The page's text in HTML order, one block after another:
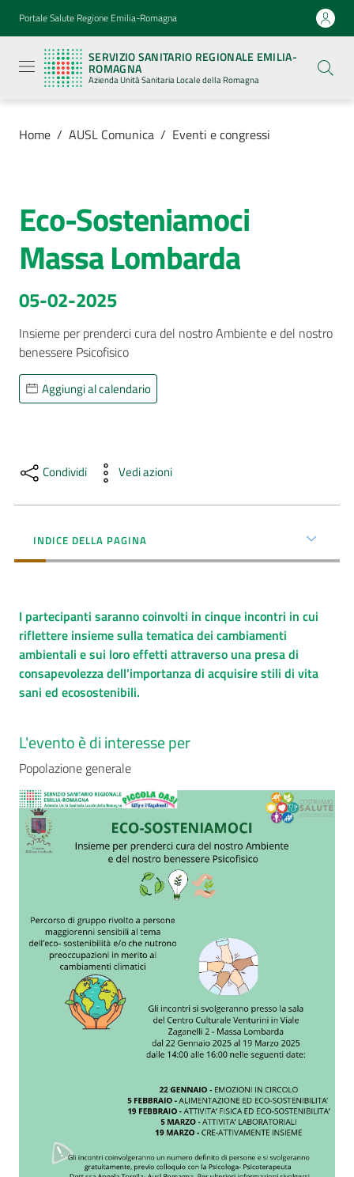
Vai al contenuto
Vai alla navigazione
Vai al footer
Portale Salute Regione Emilia-Romagna
SERVIZIO SANITARIO REGIONALE EMILIA-
ROMAGNA
Azienda Unità Sanitaria Locale della Romagna
Sanitario
Regionale
Emilia-
Romagna
Azienda
Sanitaria
Locale della
Azienda
Servizi
Luoghi
di
cura
AUSL
Comunica
dei
Servizi
Dedicato
a...
Bandi
e
Seguici
su
Home / AUSL Comunica / Eventi e congressi
Salta al contenuto
Eco-Sosteniamoci
Massa Lombarda
05-02-2025
Insieme per prenderci cura del nostro Ambiente e del nostro
benessere Psicofisico
Aggiungi al calendario
Condividi Vedi azioni
INDICE DELLA PAGINA
I partecipanti saranno coinvolti in cinque incontri in cui
riflettere insieme sulla tematica dei cambiamenti
ambientali e sui loro effetti attraverso una presa di
consapevolezza dell'importanza di acquisire stili di vita
sani ed ecosostenibili.
L'evento è di interesse per
Popolazione generale